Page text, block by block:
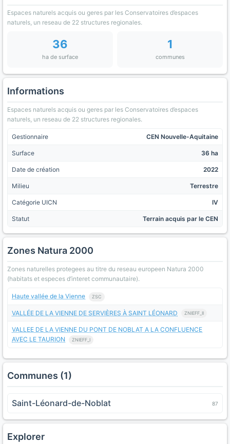
Espaces naturels acquis ou geres par les Conservatoires d’espaces
naturels, un reseau de 22 structures regionales.
36
ha de surface
1
communes
Informations
Espaces naturels acquis ou geres par les Conservatoires d’espaces
naturels, un reseau de 22 structures regionales.
Gestionnaire CEN Nouvelle-Aquitaine
Surface 36 ha
Date de création 2022
Milieu Terrestre
Catégorie UICN IV
Statut Terrain acquis par le CEN
Zones Natura 2000
Zones naturelles protegees au titre du reseau europeen Natura 2000
(habitats et especes d’interet communautaire).
Haute vallée de la Vienne ZSC
VALLÉE DE LA VIENNE DE SERVIÈRES À SAINT LÉONARD ZNIEFF_II
VALLEE DE LA VIENNE DU PONT DE NOBLAT A LA CONFLUENCE
AVEC LE TAURION
ZNIEFF_I
Communes (1)
Saint-Léonard-de-Noblat 87
Explorer